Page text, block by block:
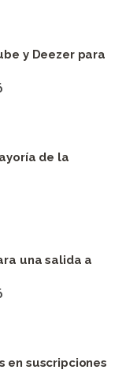
y Deezer para
de la
una salida a
en suscripciones